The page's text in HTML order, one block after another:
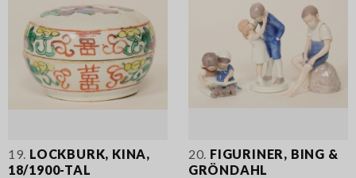
19. LOCKBURK, KINA,
18/1900-TAL
20. FIGURINER, BING &
GRÖNDAHL